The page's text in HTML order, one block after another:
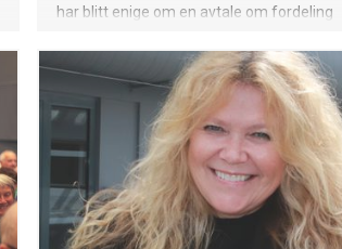
har blitt enige om en avtale om fordeling